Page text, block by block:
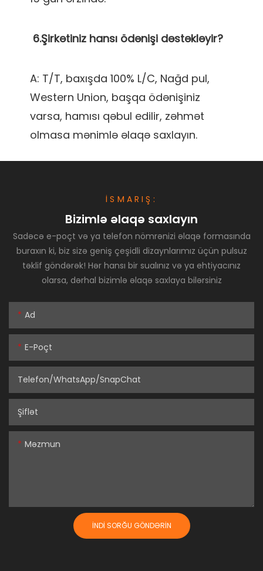
A: T/T, baxışda 100% L/C, Nağd pul,
Western Union, başqa ödənişiniz
varsa, hamısı qəbul edilir, zəhmət
İSMARIŞ:
Bizimlə əlaqə saxlayın
Sadəcə e-poçt və ya telefon nömrənizi əlaqə formasında
buraxın ki, biz sizə geniş çeşidli dizaynlarımız üçün pulsuz
təklif göndərək! Hər hansı bir sualınız və ya ehtiyacınız
olarsa, dərhal bizimlə əlaqə saxlaya bilərsiniz
Ad
E-Poçt
Telefon/WhatsApp/SnapChat
Şiflət
Məzmun
İNDI SORĞU GÖNDƏRIN